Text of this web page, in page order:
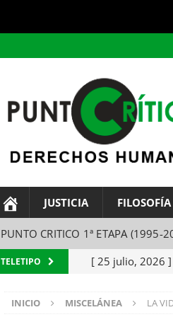
JUSTICIA FILOSOFÍA
PUNTO CRITICO 1ª ETAPA (1995-
TELETIPO [ 25 julio, 2026 ]
[ 24 julio, 2026
INICIO MISCELÁNEA LA